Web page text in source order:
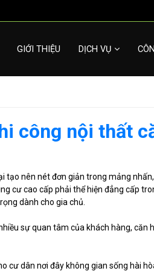
GIỚI THIỆU DỊCH VỤ
công nội thất
tạo nên nét đơn giản trong mảng nhấn,
cư cao cấp phải thể hiện đẳng cấp
dành cho gia chủ.
sự quan tâm của khách hàng, căn
cư dân nơi đây không gian sống hài